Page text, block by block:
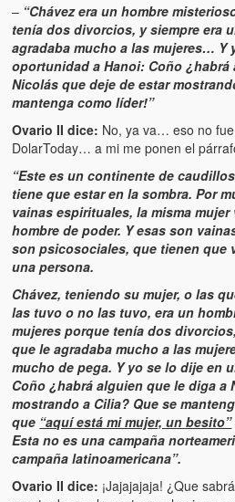
Víctimas del régimen dictatorial
poder hasta el 31 de diciembre
Víctimas inocentes de la violencia
1992
¡¡¡Miserable traidor, mira a tu
your country!!!)
Fotos
Versos
Cuentos
Videos
Chistes
– “Chávez era un hombre
tenía dos divorcios, y siempre era
agradaba mucho a las mujeres… Y
oportunidad a Hanoi: Coño
Nicolás que deje de estar
mantenga como líder!”
Ovario II dice: No, ya va… eso no
DolarToday… a mi me ponen el
“Este es un continente de
tiene que estar en la sombra. Por
vainas espirituales, la misma
hombre de poder. Y esas son
son psicosociales, que tienen que
una persona.
Chávez, teniendo su mujer, o las
las tuvo o no las tuvo, era un
mujeres porque tenía dos
que le agradaba mucho a las
mucho de pega. Y yo se lo dije en
Coño ¿habrá alguien que le diga a
mostrando a Cilia? Que se
que “aquí está mi mujer, un besito”
Esta no es una campaña
campaña latinoamericana”.
Ovario II dice: ¡Jajajajaja! ¿Que